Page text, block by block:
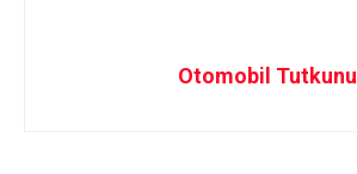
Otomobil Tutkunu